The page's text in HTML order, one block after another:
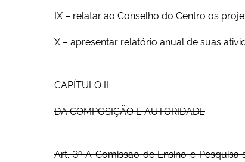
IX – relatar ao Conselho do Centro os
X – apresentar relatório anual de suas
CAPÍTULO II
DA COMPOSIÇÃO E AUTORIDADE
Art. 3º A Comissão de Ensino e